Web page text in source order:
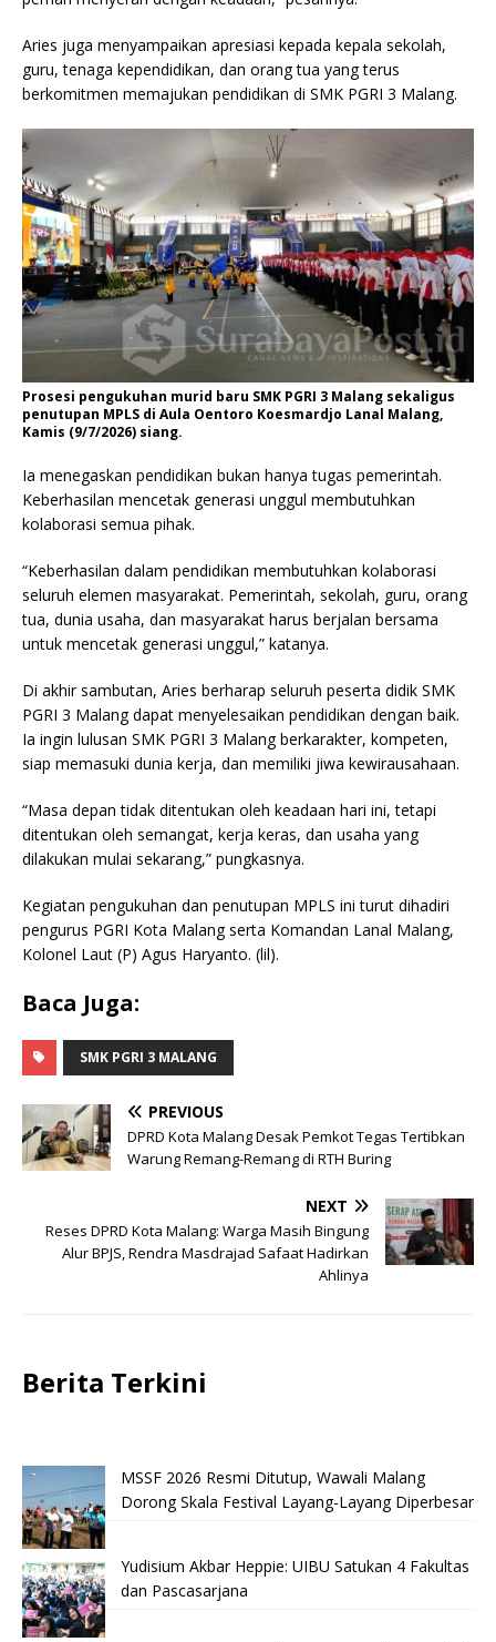
Aries juga menyampaikan apresiasi kepada kepala sekolah,
guru, tenaga kependidikan, dan orang tua yang terus
berkomitmen memajukan pendidikan di SMK PGRI 3 Malang.
Prosesi pengukuhan murid baru SMK PGRI 3 Malang sekaligus
penutupan MPLS di Aula Oentoro Koesmardjo Lanal Malang,
Kamis (9/7/2026) siang.
Ia menegaskan pendidikan bukan hanya tugas pemerintah.
Keberhasilan mencetak generasi unggul membutuhkan
kolaborasi semua pihak.
“Keberhasilan dalam pendidikan membutuhkan kolaborasi
seluruh elemen masyarakat. Pemerintah, sekolah, guru, orang
tua, dunia usaha, dan masyarakat harus berjalan bersama
untuk mencetak generasi unggul,” katanya.
Di akhir sambutan, Aries berharap seluruh peserta didik SMK
PGRI 3 Malang dapat menyelesaikan pendidikan dengan baik.
Ia ingin lulusan SMK PGRI 3 Malang berkarakter, kompeten,
siap memasuki dunia kerja, dan memiliki jiwa kewirausahaan.
“Masa depan tidak ditentukan oleh keadaan hari ini, tetapi
ditentukan oleh semangat, kerja keras, dan usaha yang
dilakukan mulai sekarang,” pungkasnya.
Kegiatan pengukuhan dan penutupan MPLS ini turut dihadiri
pengurus PGRI Kota Malang serta Komandan Lanal Malang,
Kolonel Laut (P) Agus Haryanto. (lil).
Baca Juga:
SMK PGRI 3 MALANG
PREVIOUS
DPRD Kota Malang Desak Pemkot Tegas Tertibkan
Warung Remang-Remang di RTH Buring
NEXT
Reses DPRD Kota Malang: Warga Masih Bingung
Alur BPJS, Rendra Masdrajad Safaat Hadirkan
Ahlinya
Berita Terkini
MSSF 2026 Resmi Ditutup, Wawali Malang
Dorong Skala Festival Layang-Layang Diperbesar
Yudisium Akbar Heppie: UIBU Satukan 4 Fakultas
dan Pascasarjana